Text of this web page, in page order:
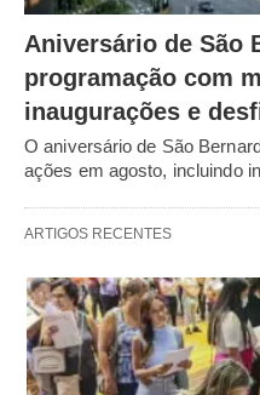
Aniversário de São
programação com
inaugurações e
O aniversário de São
ações em agosto, incluindo
ARTIGOS RECENTES